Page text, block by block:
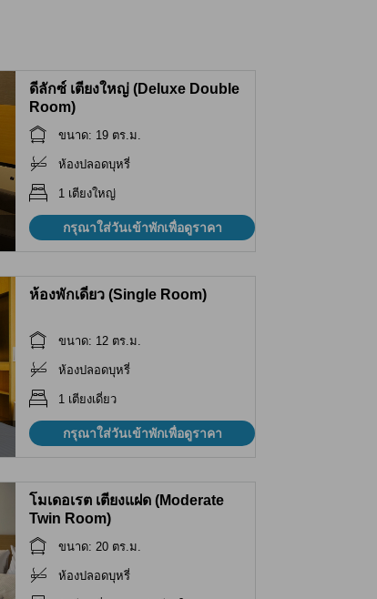
ดีลักซ์ เตียงใหญ่ (Deluxe Double
Room)
ขนาด: 19 ตร.ม.
ห้องปลอดบุหรี่
1 เตียงใหญ่
กรุณาใส่วันเข้าพักเพื่อดูราคา
ห้องพักเดี่ยว (Single Room)
ขนาด: 12 ตร.ม.
ห้องปลอดบุหรี่
1 เตียงเดี่ยว
กรุณาใส่วันเข้าพักเพื่อดูราคา
โมเดอเรต เตียงแฝด (Moderate
Twin Room)
ขนาด: 20 ตร.ม.
ห้องปลอดบุหรี่